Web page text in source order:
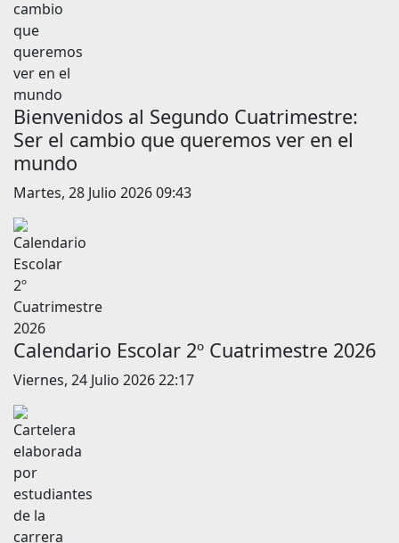
Bienvenidos al Segundo Cuatrimestre:
Ser el cambio que queremos ver en el
mundo
Martes, 28 Julio 2026 09:43
Calendario Escolar 2º Cuatrimestre 2026
Viernes, 24 Julio 2026 22:17